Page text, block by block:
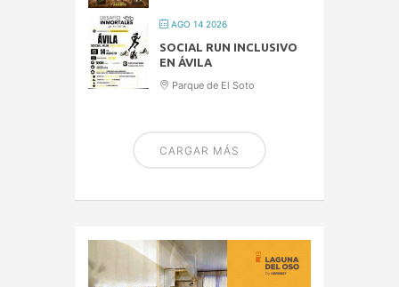
AGO 14 2026
SOCIAL RUN INCLUSIVO
EN ÁVILA
Parque de El Soto
CARGAR MÁS